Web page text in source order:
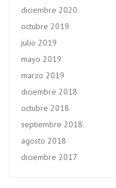
diciembre 2020
octubre 2019
julio 2019
mayo 2019
marzo 2019
diciembre 2018
octubre 2018
septiembre 2018
agosto 2018
diciembre 2017